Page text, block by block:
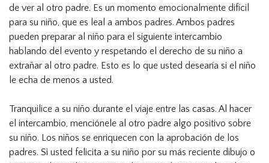
de ver al otro padre. Es un momento emocionalmente difícil
para su niño, que es leal a ambos padres. Ambos padres
pueden preparar al niño para el siguiente intercambio
hablando del evento y respetando el derecho de su niño a
extrañar al otro padre. Esto es lo que usted desearía si el niño
le echa de menos a usted.
Tranquilice a su niño durante el viaje entre las casas. Al hacer
el intercambio, menciónele al otro padre algo positivo sobre
su niño. Los niños se enriquecen con la aprobación de los
padres. Si usted felicita a su niño por su más reciente dibujo o